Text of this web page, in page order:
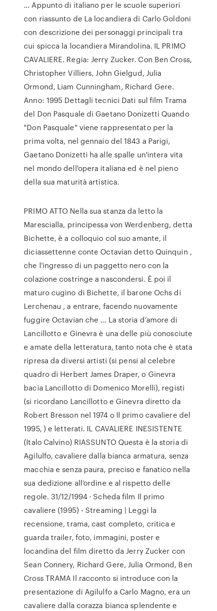
… Appunto di italiano per le scuole superiori
con riassunto de La locandiera di Carlo Goldoni
con descrizione dei personaggi principali tra
cui spicca la locandiera Mirandolina. IL PRIMO
CAVALIERE. Regia: Jerry Zucker. Con Ben Cross,
Christopher Villiers, John Gielgud, Julia
Ormond, Liam Cunningham, Richard Gere.
Anno: 1995 Dettagli tecnici Dati sul film Trama
del Don Pasquale di Gaetano Donizetti Quando
"Don Pasquale" viene rappresentato per la
prima volta, nel gennaio del 1843 a Parigi,
Gaetano Donizetti ha alle spalle un'intera vita
nel mondo dell'opera italiana ed è nel pieno
della sua maturità artistica.
PRIMO ATTO Nella sua stanza da letto la
Marescialla, principessa von Werdenberg, detta
Bichette, è a colloquio col suo amante, il
diciassettenne conte Octavian detto Quinquin ,
che l'ingresso di un paggetto nero con la
colazione costringe a nascondersi. È poi il
maturo cugino di Bichette, il barone Ochs di
Lerchenau , a entrare, facendo nuovamente
fuggire Octavian che … La storia d’amore di
Lancillotto e Ginevra è una delle più conosciute
e amate della letteratura, tanto nota che è stata
ripresa da diversi artisti (si pensi al celebre
quadro di Herbert James Draper, o Ginevra
bacia Lancillotto di Domenico Morelli), registi
(si ricordano Lancillotto e Ginevra diretto da
Robert Bresson nel 1974 o Il primo cavaliere del
1995, ) e letterati. IL CAVALIERE INESISTENTE
(Italo Calvino) RIASSUNTO Questa è la storia di
Agilulfo, cavaliere dalla bianca armatura, senza
macchia e senza paura, preciso e fanatico nella
sua dedizione all’ordine e al rispetto delle
regole. 31/12/1994 · Scheda film Il primo
cavaliere (1995) - Streaming | Leggi la
recensione, trama, cast completo, critica e
guarda trailer, foto, immagini, poster e
locandina del film diretto da Jerry Zucker con
Sean Connery, Richard Gere, Julia Ormond, Ben
Cross TRAMA Il racconto si introduce con la
presentazione di Agilulfo a Carlo Magno, era un
cavaliere dalla corazza bianca splendente e